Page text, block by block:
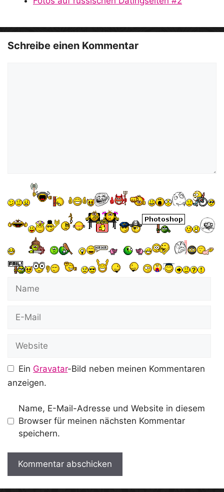
e
o
Schreibe einen Kommentar
Name
Website
Ein Gravatar-Bild neben meinen Kommentaren
anzeigen.
Name, E-Mail-Adresse und Website in diesem
Browser für meinen nächsten Kommentar
speichern.
A